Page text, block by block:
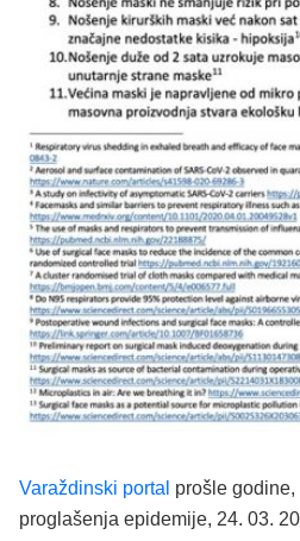
Varaždinski portal prošle
proglašenja epidemije, 24. 03.